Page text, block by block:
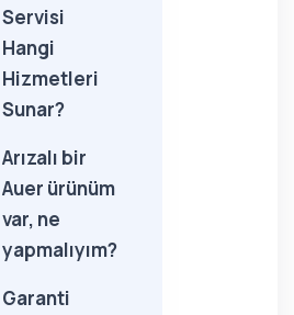
Servisi
Hangi
Hizmetleri
Sunar?
Arızalı bir
Auer ürünüm
var, ne
yapmalıyım?
Garanti